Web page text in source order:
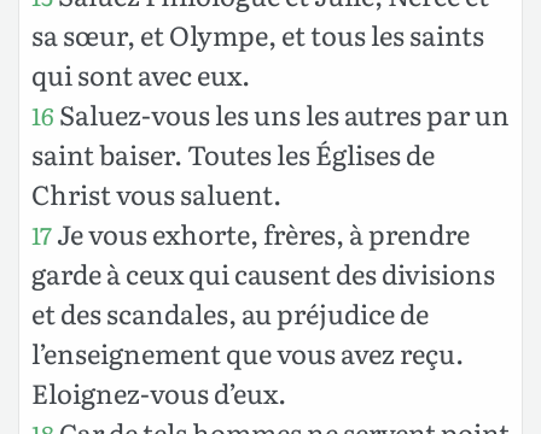
sa sœur, et Olympe, et tous les saints
qui sont avec eux.
16 Saluez-vous les uns les autres par un
saint baiser. Toutes les Églises de
Christ vous saluent.
17Je vous exhorte, frères, à prendre
garde à ceux qui causent des divisions
et des scandales, au préjudice de
l’enseignement que vous avez reçu.
Eloignez-vous d’eux.